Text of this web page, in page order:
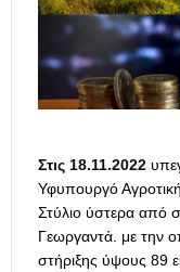
Στις 18.11.2022
Υφυπουργό
Στύλιο ύστερα από
Γεωργαντά. με την
στήριξης ύψους 89